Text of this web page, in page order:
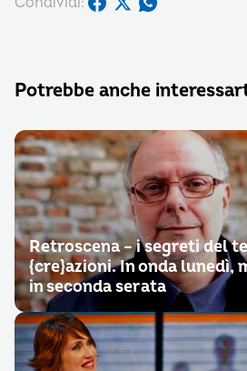
Potrebbe anche
Retroscena – i segreti del
{cre}azioni. In onda lunedì,
in seconda serata